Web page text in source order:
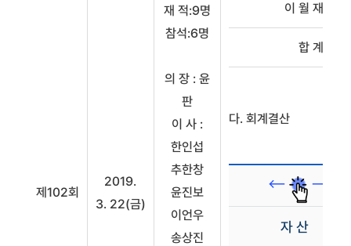
제102회
2019.
3. 22(금)
재 적:9명
참석:6명
의 장 : 윤
판
이 사 :
한인섭
추한창
윤진보
이언우
송상진
이 월 재 원
합 계
다. 회계결산
자 산